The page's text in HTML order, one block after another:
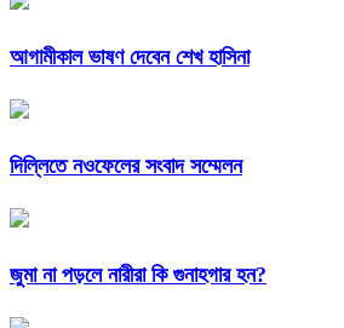
আগামীকাল ভাষণ দেবেন শেখ হাসিনা
দিল্লিতে নওফেলের সংবাদ সম্মেলন
জুমা না পড়লে নারীরা কি গুনাহগার হন?